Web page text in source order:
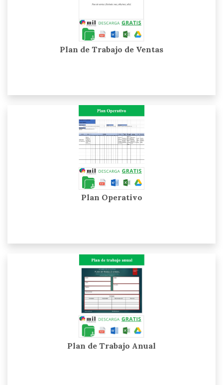
Plan de Trabajo de Ventas
Plan Operativo
Plan de Trabajo Anual